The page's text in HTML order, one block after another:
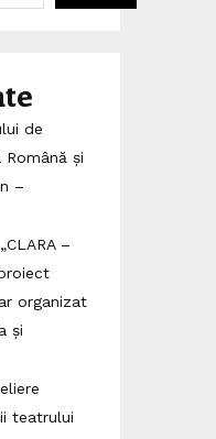
de
și
–
–
organizat
și
teatrului